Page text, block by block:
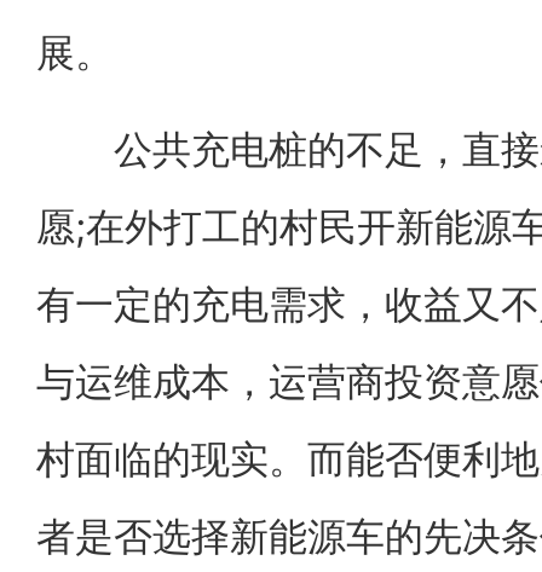
展。
公共充电桩的不足，直接
愿;在外打工的村民开新能源
有一定的充电需求，收益又
与运维成本，运营商投资意
村面临的现实。而能否便利
者是否选择新能源车的先决